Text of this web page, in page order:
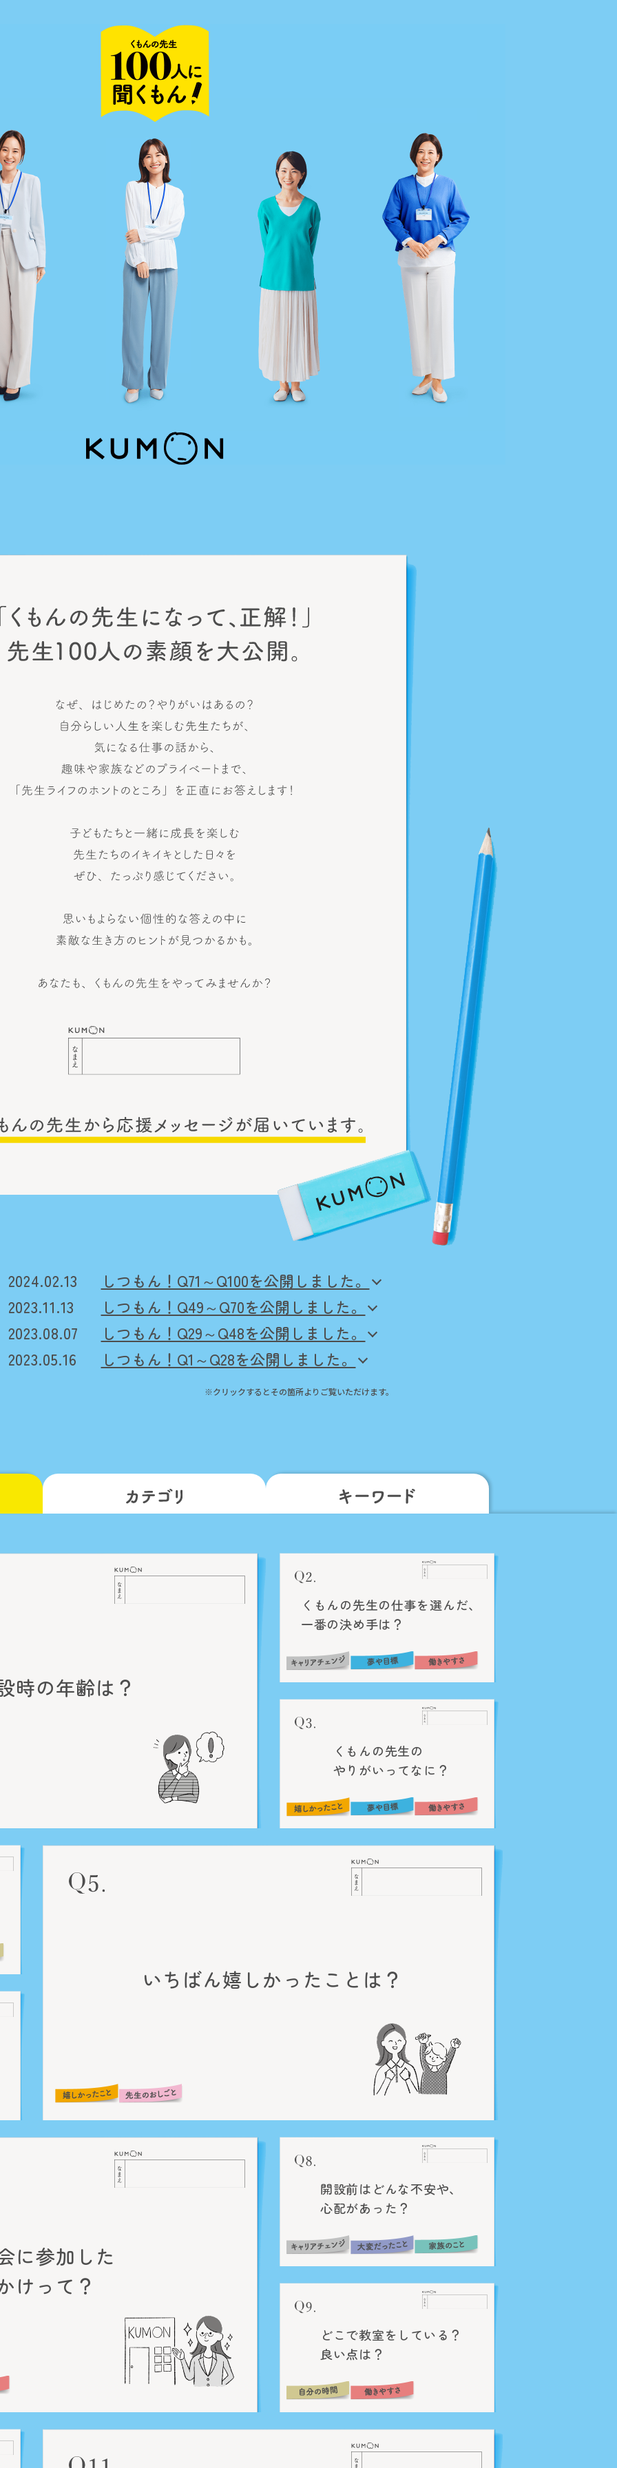
2024.02.13
しつもん！Q71～Q100を公開しました。
2023.11.13
しつもん！Q49～Q70を公開しました。
2023.08.07
しつもん！Q29～Q48を公開しました。
2023.05.16
しつもん！Q1～Q28を公開しました。
※クリックするとその箇所よりご覧いただけます。
時の年齢は？
くもんの先生の仕事を選んだ、
一番の決め手は？
くもんの先生の
やりがいってなに？
いちばん嬉しかったことは？
に参加した
けって？
開設前はどんな不安や、
心配があった？
どこで教室をしている？
良い点は？